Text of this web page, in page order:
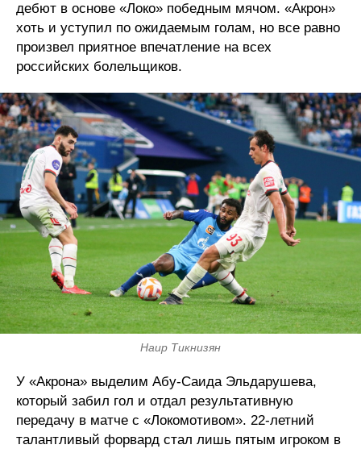
дебют в основе «Локо» победным мячом. «Акрон»
хоть и уступил по ожидаемым голам, но все равно
произвел приятное впечатление на всех
российских болельщиков.
Наир Тикнизян
У «Акрона» выделим Абу-Саида Эльдарушева,
который забил гол и отдал результативную
передачу в матче с «Локомотивом». 22-летний
талантливый форвард стал лишь пятым игроком в